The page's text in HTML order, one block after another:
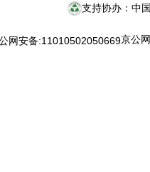
支持协办：中
京公